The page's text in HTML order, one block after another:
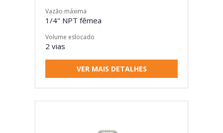
Vazão máxima
1/4" NPT fêmea
Volume eslocado
2 vias
VER MAIS DETALHES